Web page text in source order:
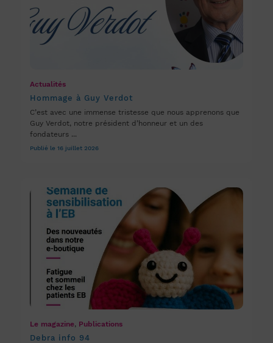
Actualités
Hommage à Guy Verdot
C’est avec une immense tristesse que nous apprenons que
Guy Verdot, notre président d’honneur et un des
fondateurs ...
Publié le 16 juillet 2026
Le magazine, Publications
Debra info 94